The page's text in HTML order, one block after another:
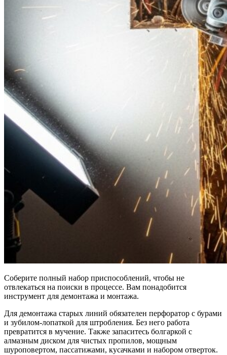
Соберите полный набор приспособлений, чтобы не
отвлекаться на поиски в процессе. Вам понадобится
инструмент для демонтажа и монтажа.
Для демонтажа старых линий обязателен перфоратор с бурами
и зубилом-лопаткой для штробления. Без него работа
превратится в мучение. Также запаситесь болгаркой с
алмазным диском для чистых пропилов, мощным
шуроповертом, пассатижами, кусачками и набором отверток.